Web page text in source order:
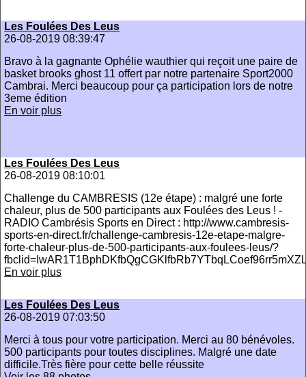
Les Foulées Des Leus
26-08-2019 08:39:47
Bravo à la gagnante Ophélie wauthier qui reçoit une paire de
basket brooks ghost 11 offert par notre partenaire Sport2000
Cambrai. Merci beaucoup pour ça participation lors de notre
3eme édition
En voir plus
Les Foulées Des Leus
26-08-2019 08:10:01
Challenge du CAMBRESIS (12e étape) : malgré une forte
chaleur, plus de 500 participants aux Foulées des Leus ! -
RADIO Cambrésis Sports en Direct : http://www.cambresis-
sports-en-direct.fr/challenge-cambresis-12e-etape-malgre-
forte-chaleur-plus-de-500-participants-aux-foulees-leus/?
En voir plus
Les Foulées Des Leus
26-08-2019 07:03:50
Merci à tous pour votre participation. Merci au 80 bénévoles.
500 participants pour toutes disciplines. Malgré une date
difficile.Très fière pour cette belle réussite